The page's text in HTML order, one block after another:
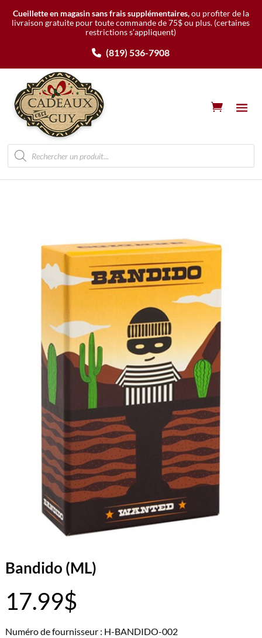
Cueillette en magasin sans frais supplémentaires,ou profiter de la
livraison gratuite pour toute commande de 75$ ou plus. (certaines
restrictions s’appliquent)
(819) 536-7908
Recherche
de
produits
Bandido (ML)
17.99$
Numéro de fournisseur : H-BANDIDO-002